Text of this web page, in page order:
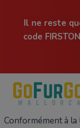
Aller
contenu
Conformément à
Il ne reste
code